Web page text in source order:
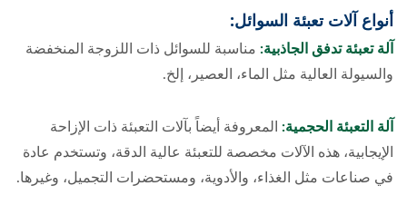
أنواع آلات تعبئة السوائل:
آلة تعبئة تدفق الجاذبية: مناسبة للسوائل ذات اللزوجة المنخفضة
والسيولة العالية مثل الماء، العصير، إلخ.
آلة التعبئة الحجمية: المعروفة أيضاً بآلات التعبئة ذات الإزاحة
الإيجابية، هذه الآلات مخصصة للتعبئة عالية الدقة، وتستخدم عادة
في صناعات مثل الغذاء، والأدوية، ومستحضرات التجميل، وغيرها.